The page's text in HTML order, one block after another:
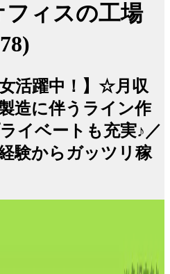
ィスの工場
女活躍中！】☆月収
造に伴うライン作
イベートも充実♪／
験からガッツリ稼